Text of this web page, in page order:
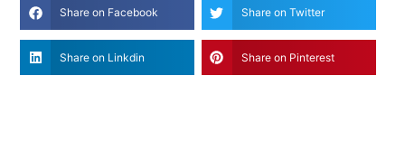
Share on Facebook Share on Twitter
Share on Linkdin Share on Pinterest